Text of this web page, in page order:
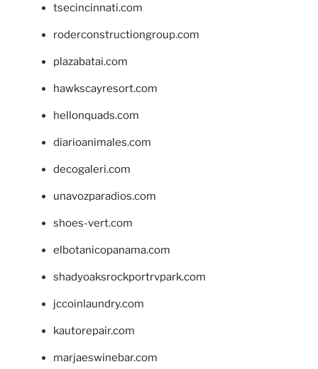
tsecincinnati.com
roderconstructiongroup.com
plazabatai.com
hawkscayresort.com
hellonquads.com
diarioanimales.com
decogaleri.com
unavozparadios.com
shoes-vert.com
elbotanicopanama.com
shadyoaksrockportrvpark.com
jccoinlaundry.com
kautorepair.com
marjaeswinebar.com